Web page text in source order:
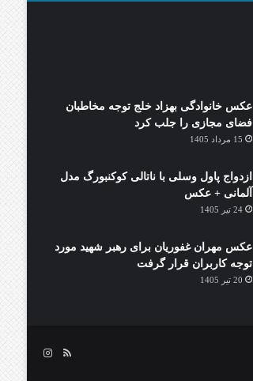
عکس خانوادگی بهزاد خلج توجه مخاطبان
فضای مجازی را جلب کرد
15 مرداد 1405
ازدواج پاول وسلی با ناتالی کوکنبورگ مدل
آلمانی + عکس
24 تیر 1405
عکس مهران غفوریان برای رهبر شهید مورد
توجه کاربران قرار گرفت
20 تیر 1405
خوراکاینستاگرام